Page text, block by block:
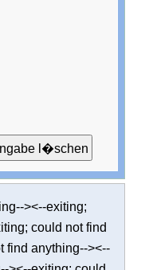
><--exiting;
could not find
find anything--><--